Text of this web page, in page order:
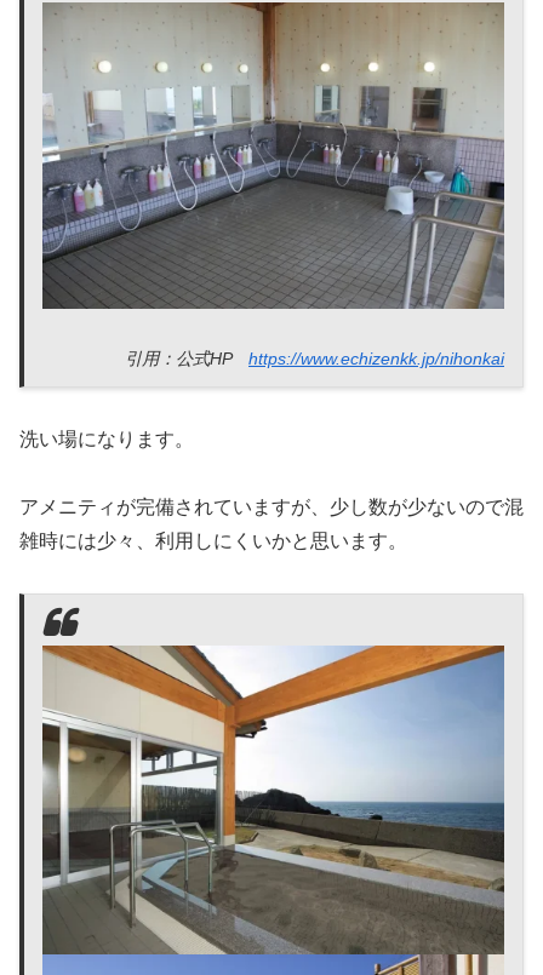
引用：公式HP https://www.echizenkk.jp/nihonkai
洗い場になります。
アメニティが完備されていますが、少し数が少ないので混
雑時には少々、利用しにくいかと思います。